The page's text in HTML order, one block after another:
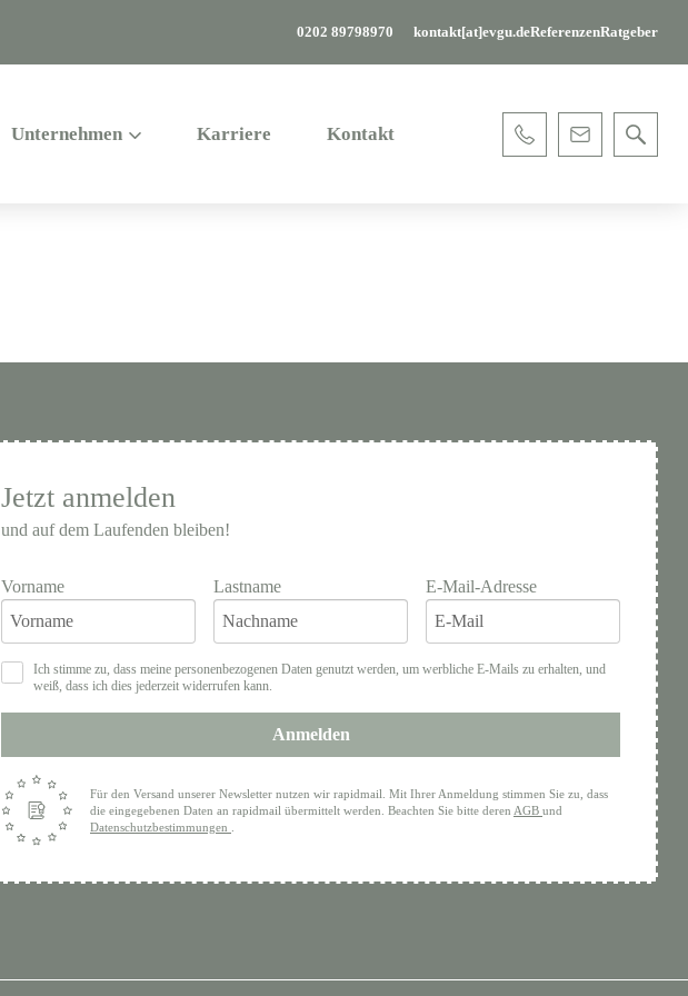
0202 89798970 kontakt[at]evgu.deReferenzenRatgeber
Unternehmen Karriere Kontakt
Jetzt anmelden
und auf dem Laufenden bleiben!
Vorname Lastname E-Mail-Adresse
Ich stimme zu, dass meine personenbezogenen Daten genutzt werden, um werbliche E-Mails zu erhalten, und
weiß, dass ich dies jederzeit widerrufen kann.
Anmelden
Für den Versand unserer Newsletter nutzen wir rapidmail. Mit Ihrer Anmeldung stimmen Sie zu, dass
die eingegebenen Daten an rapidmail übermittelt werden. Beachten Sie bitte deren AGB und
Datenschutzbestimmungen